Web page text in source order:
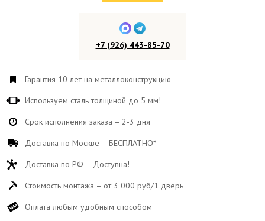
+7 (926) 443-85-70
Гарантия 10 лет на металлоконструкцию
Используем сталь толщиной до 5 мм!
Срок исполнения заказа – 2-3 дня
Доставка по Москве – БЕСПЛАТНО*
Доставка по РФ – Доступна!
Стоимость монтажа – от 3 000 руб/1 дверь
Оплата любым удобным способом